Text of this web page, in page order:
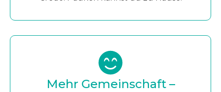
Mehr Gemeinschaft –